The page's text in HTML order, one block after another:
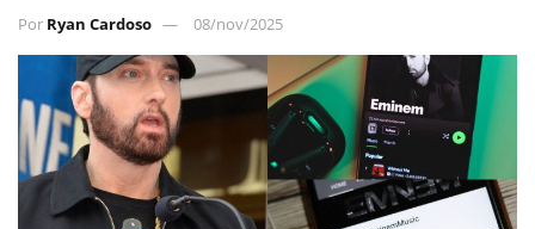
Por Ryan Cardoso 08/nov/2025